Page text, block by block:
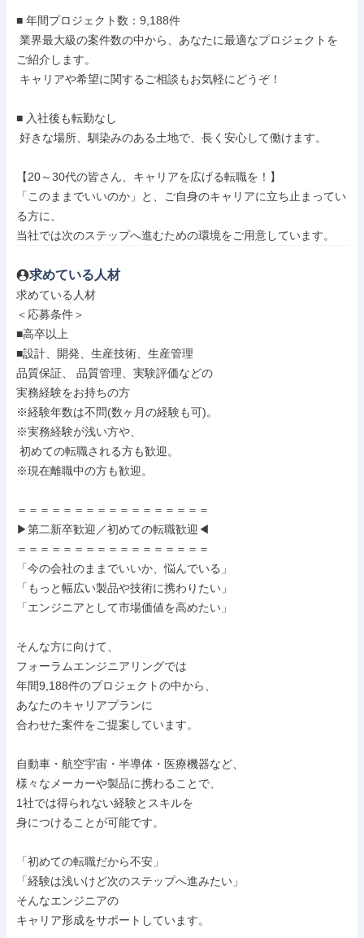
■ 年間プロジェクト数：9,188件
ご紹介します。
■ 入社後も転勤なし
【20～30代の皆さん、キャリアを広げる転職を！】
「このままでいいのか」と、ご自身のキャリアに立ち止まってい
る方に、
当社では次のステップへ進むための環境をご用意しています。
求めている人材
求めている人材
＜応募条件＞
■高卒以上
■設計、開発、生産技術、生産管理
品質保証、 品質管理、実験評価などの
実務経験をお持ちの方
※経験年数は不問(数ヶ月の経験も可)。
※実務経験が浅い方や、
※現在離職中の方も歓迎。
＝＝＝＝＝＝＝＝＝＝＝＝＝＝＝＝＝
▶第二新卒歓迎／初めての転職歓迎◀
＝＝＝＝＝＝＝＝＝＝＝＝＝＝＝＝＝
「今の会社のままでいいか、悩んでいる」
「もっと幅広い製品や技術に携わりたい」
「エンジニアとして市場価値を高めたい」
そんな方に向けて、
フォーラムエンジニアリングでは
年間9,188件のプロジェクトの中から、
あなたのキャリアプランに
合わせた案件をご提案しています。
自動車・航空宇宙・半導体・医療機器など、
様々なメーカーや製品に携わることで、
1社では得られない経験とスキルを
身につけることが可能です。
「初めての転職だから不安」
「経験は浅いけど次のステップへ進みたい」
そんなエンジニアの
キャリア形成をサポートしています。